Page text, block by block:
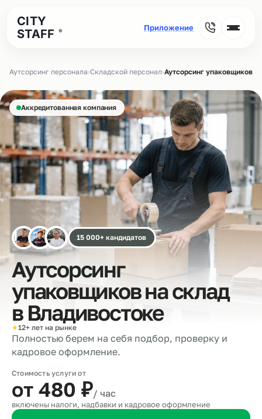
CITY
STAFF
®
Аутсорсинг персонала›Складской персонал›Аутсорсинг упаковщиков
Аккредитованная компания
15 000+ кандидатов
Аутсорсинг
упаковщиков на склад
в Владивостоке
★12+ лет на рынке
Полностью берем на себя подбор, проверку и
кадровое оформление.
Стоимость услуги от
от 480 ₽/ час
включены налоги, надбавки и кадровое оформление